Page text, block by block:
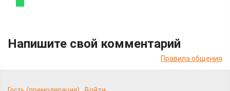
Напишите свой комментарий
Правила общения